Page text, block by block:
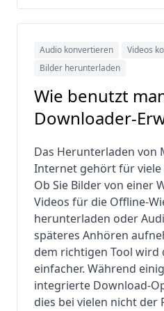
Audio konvertieren
Videos
Bilder herunterladen
Wie benutzt
Downloader-
Das Herunterladen von
Internet gehört für viele
Ob Sie Bilder von einer
Videos für die Offline-
herunterladen oder
späteres Anhören
dem richtigen Tool
einfacher. Während
integrierte Download-
dies bei vielen nicht der